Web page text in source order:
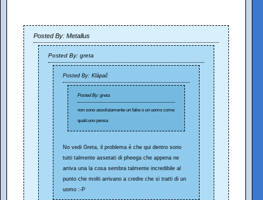
Posted By: Metallus
Posted By: greta
Posted By: Klàpač
Posted By: greta
non sono assolutamente un fake o un uomo come
qualcuno pensa
No vedi Greta, il problema è che qui dentro sono
tutti talmente assetati di pheega che appena ne
arriva una la cosa sembra talmente incredibile al
punto che molti arrivano a credre che si tratti di un
uomo :-P